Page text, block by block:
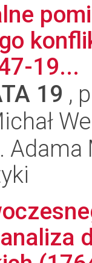
19...
19 ,